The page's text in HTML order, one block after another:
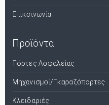
Επικοινωνία
Προϊόντα
Πόρτες Ασφαλείας
Μηχανισμοί/Γκαραζόπορτες
Κλειδαριές